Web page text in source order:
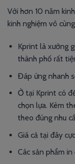
Với hơn 10 năm
kinh nghiệm vô
Kprint là xưởng
thành phố rất
Đáp ứng nhanh
Ở tại Kprint có
chọn lựa. Kèm
theo đúng nhu
Giá cả tại đây
Các sản phẩm